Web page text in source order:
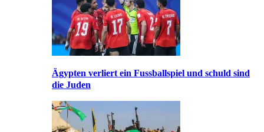
Ägypten verliert ein Fussballspiel und schuld sind
die Juden